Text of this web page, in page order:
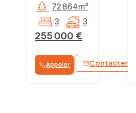
255 000 €
72 864m²
3
3
Appeler Contacter